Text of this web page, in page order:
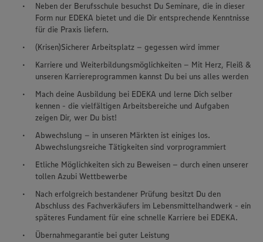
Neben der Berufsschule besuchst Du Seminare, die in dieser
Form nur EDEKA bietet und die Dir entsprechende Kenntnisse
für die Praxis liefern.
(Krisen)Sicherer Arbeitsplatz – gegessen wird immer
Karriere und Weiterbildungsmöglichkeiten – Mit Herz, Fleiß &
unseren Karriereprogrammen kannst Du bei uns alles werden
Mach deine Ausbildung bei EDEKA und lerne Dich selber
kennen - die vielfältigen Arbeitsbereiche und Aufgaben
zeigen Dir, wer Du bist!
Abwechslung – in unseren Märkten ist einiges los.
Abwechslungsreiche Tätigkeiten sind vorprogrammiert
Etliche Möglichkeiten sich zu Beweisen – durch einen unserer
tollen Azubi Wettbewerbe
Nach erfolgreich bestandener Prüfung besitzt Du den
Abschluss des Fachverkäufers im Lebensmittelhandwerk - ein
späteres Fundament für eine schnelle Karriere bei EDEKA.
Übernahmegarantie bei guter Leistung